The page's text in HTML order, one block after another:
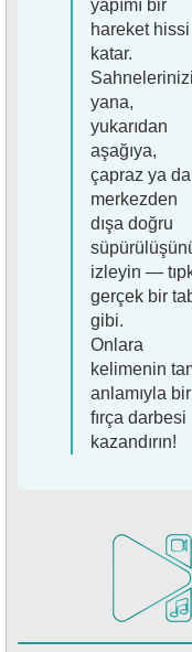
yapımı bir
hareket hissi
katar.
yana,
yukarıdan
aşağıya,
çapraz ya da
merkezden
dışa doğru
izleyin —
gerçek bir
gibi.
Onlara
kelimenin
anlamıyla bir
fırça darbesi
kazandırın!